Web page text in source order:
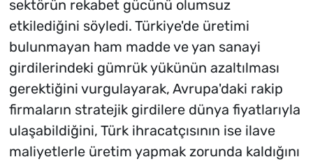
sektörün rekabet gücünü olumsuz
etkilediğini söyledi. Türkiye'de üretimi
bulunmayan ham madde ve yan sanayi
girdilerindeki gümrük yükünün azaltılması
gerektiğini vurgulayarak, Avrupa'daki rakip
firmaların stratejik girdilere dünya fiyatlarıyla
ulaşabildiğini, Türk ihracatçısının ise ilave
maliyetlerle üretim yapmak zorunda kaldığını